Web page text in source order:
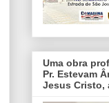
Uma obra
Pr. Estevam
Jesus Cristo,